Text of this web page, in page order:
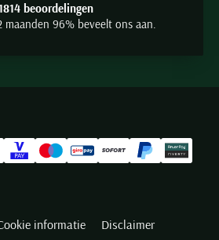
beoordelingen
maanden 96% beveelt ons aan.
informatie Disclaimer